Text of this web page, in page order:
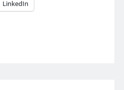
LinkedIn